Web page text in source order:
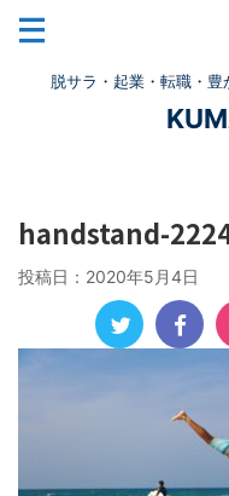
脱サラ・起業・転職・
handstand-
投稿日： 2020年5月4日